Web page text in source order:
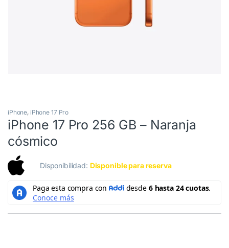
iPhone, iPhone 17 Pro
iPhone 17 Pro 256 GB – Naranja
cósmico
Disponibilidad: Disponible para reserva